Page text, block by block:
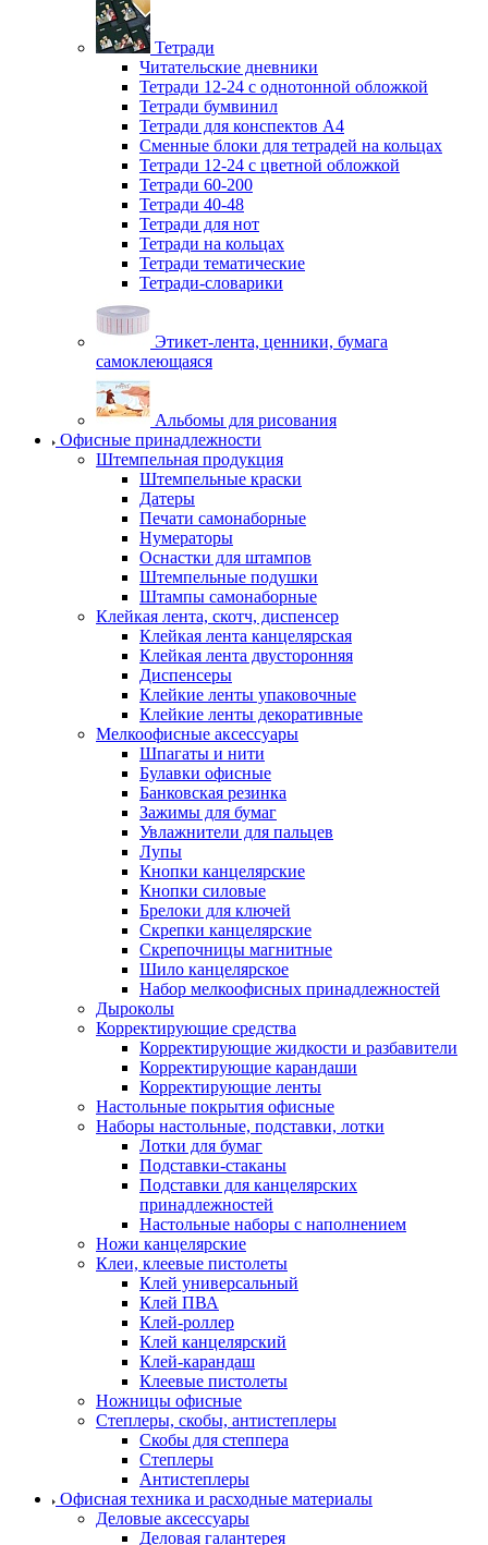
Тетради
Читательские дневники
Тетради 12-24 с однотонной обложкой
Тетради бумвинил
Тетради для конспектов А4
Сменные блоки для тетрадей на кольцах
Тетради 12-24 с цветной обложкой
Тетради 60-200
Тетради 40-48
Тетради для нот
Тетради на кольцах
Тетради тематические
Тетради-словарики
Этикет-лента, ценники, бумага
самоклеющаяся
Альбомы для рисования
Офисные принадлежности
Штемпельная продукция
Штемпельные краски
Датеры
Печати самонаборные
Нумераторы
Оснастки для штампов
Штемпельные подушки
Штампы самонаборные
Клейкая лента, скотч, диспенсер
Клейкая лента канцелярская
Клейкая лента двусторонняя
Диспенсеры
Клейкие ленты упаковочные
Клейкие ленты декоративные
Мелкоофисные аксессуары
Шпагаты и нити
Булавки офисные
Банковская резинка
Зажимы для бумаг
Увлажнители для пальцев
Лупы
Кнопки канцелярские
Кнопки силовые
Брелоки для ключей
Скрепки канцелярские
Скрепочницы магнитные
Шило канцелярское
Набор мелкоофисных принадлежностей
Дыроколы
Корректирующие средства
Корректирующие жидкости и разбавители
Корректирующие карандаши
Корректирующие ленты
Настольные покрытия офисные
Наборы настольные, подставки, лотки
Лотки для бумаг
Подставки-стаканы
Подставки для канцелярских
принадлежностей
Настольные наборы с наполнением
Ножи канцелярские
Клеи, клеевые пистолеты
Клей универсальный
Клей ПВА
Клей-роллер
Клей канцелярский
Клей-карандаш
Клеевые пистолеты
Ножницы офисные
Степлеры, скобы, антистеплеры
Скобы для степпера
Степлеры
Антистеплеры
Офисная техника и расходные материалы
Деловые аксессуары
Деловая галантерея